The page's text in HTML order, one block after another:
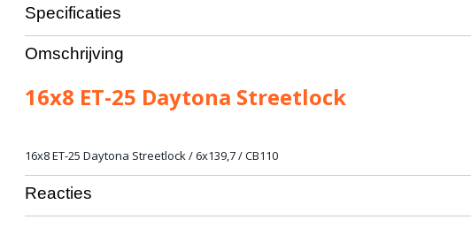
Specificaties
Bruto gewicht
Omschrijving
16x8 ET-25 Daytona Streetlock
16x8 ET-25 Daytona Streetlock / 6x139,7 / CB110
Reacties